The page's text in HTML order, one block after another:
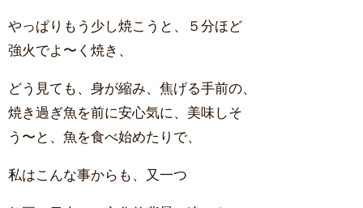
やっぱりもう少し焼こうと、５分ほど
強火でよ〜く焼き、
どう見ても、身が縮み、焦げる手前の、
焼き過ぎ魚を前に安心気に、美味しそ
う〜と、魚を食べ始めたりで、
私はこんな事からも、又一つ